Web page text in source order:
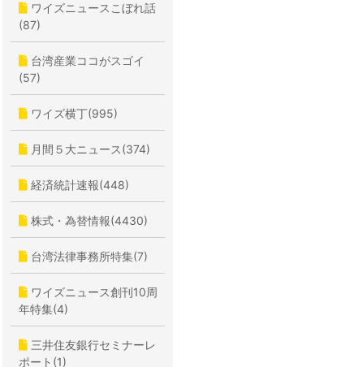
ワイズニュースこぼれ話
(87)
台湾産業ココがスゴイ
(57)
ワイズ横丁(995)
月間５大ニュース(374)
経済統計速報(448)
株式・為替情報(4430)
台湾法律事務所特集(7)
ワイズニュース創刊10周
年特集(4)
三井住友銀行セミナーレ
ポート(1)